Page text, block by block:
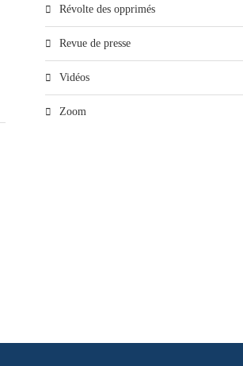
Révolte des opprimés
Revue de presse
Vidéos
Zoom